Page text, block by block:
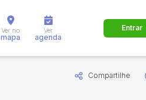
Cidade
Ver no
mapa
Ver
agenda
Entrar
Compartilhe